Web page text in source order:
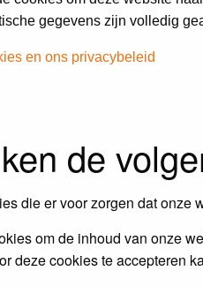
gegevens zijn volledig
en ons privacybeleid
de
die er voor zorgen dat onze
om de inhoud van onze
deze cookies te accepteren